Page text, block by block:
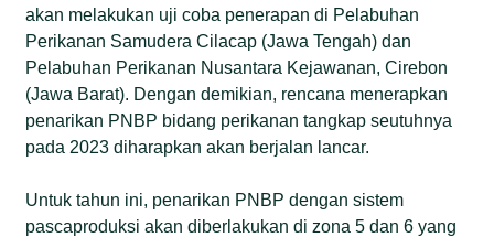
akan melakukan uji coba penerapan di Pelabuhan
Perikanan Samudera Cilacap (Jawa Tengah) dan
Pelabuhan Perikanan Nusantara Kejawanan, Cirebon
(Jawa Barat). Dengan demikian, rencana menerapkan
penarikan PNBP bidang perikanan tangkap seutuhnya
pada 2023 diharapkan akan berjalan lancar.
Untuk tahun ini, penarikan PNBP dengan sistem
pascaproduksi akan diberlakukan di zona 5 dan 6 yang